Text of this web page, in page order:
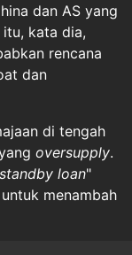
dan AS yang
kata dia,
rencana
dan
di tengah
oversupply.
standby loan"
menambah